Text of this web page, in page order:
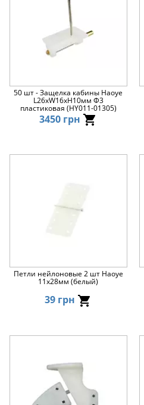
50 шт - Защелка кабины Haoye
L26xW16xH10мм Ф3
пластиковая (HY011-01305)
3450 грн
Петли нейлоновые 2 шт Haoye
11x28мм (белый)
39 грн